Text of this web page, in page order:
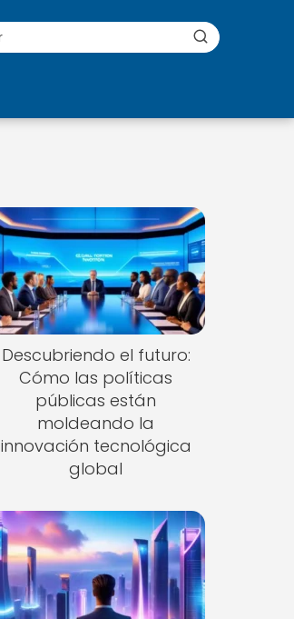
Descubriendo el futuro:
Cómo las políticas
públicas están
moldeando la
innovación tecnológica
global